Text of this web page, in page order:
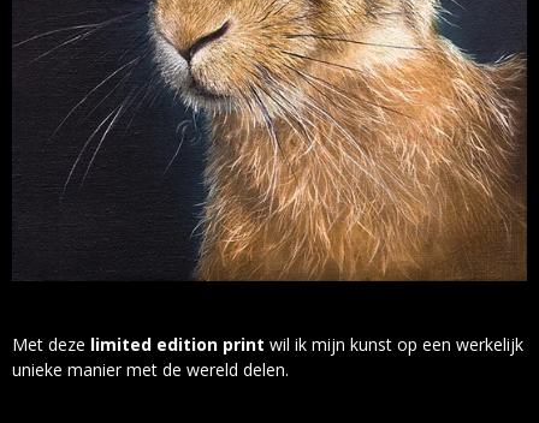
Met deze limited edition print wil ik mijn kunst op een werkelijk
unieke manier met de wereld delen.